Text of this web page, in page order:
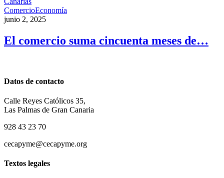
ComercioEconomía
junio 2, 2025
El comercio suma cincuenta meses de…
Datos de contacto
Calle Reyes Católicos 35,
Las Palmas de Gran Canaria
928 43 23 70
cecapyme@cecapyme.org
Textos legales